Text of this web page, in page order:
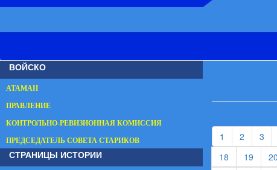
ВОЙСКО
АТАМАН
ПРАВЛЕНИЕ
КОНТРОЛЬНО-РЕВИЗИОННАЯ КОМИССИЯ
ПРЕДСЕДАТЕЛЬ СОВЕТА СТАРИКОВ
СТРАНИЦЫ ИСТОРИИ
1 (current)
2 (current)
3
18 (current)
19 20